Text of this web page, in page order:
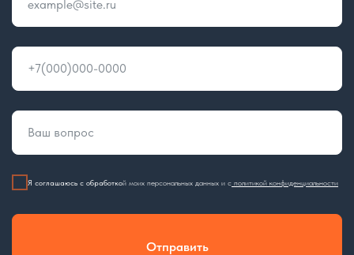
example@site.ru
+7(000)000-0000
Ваш вопрос
Я соглашаюсь с обработкой моих персональных данных и с политикой конфиденциальности
Отправить